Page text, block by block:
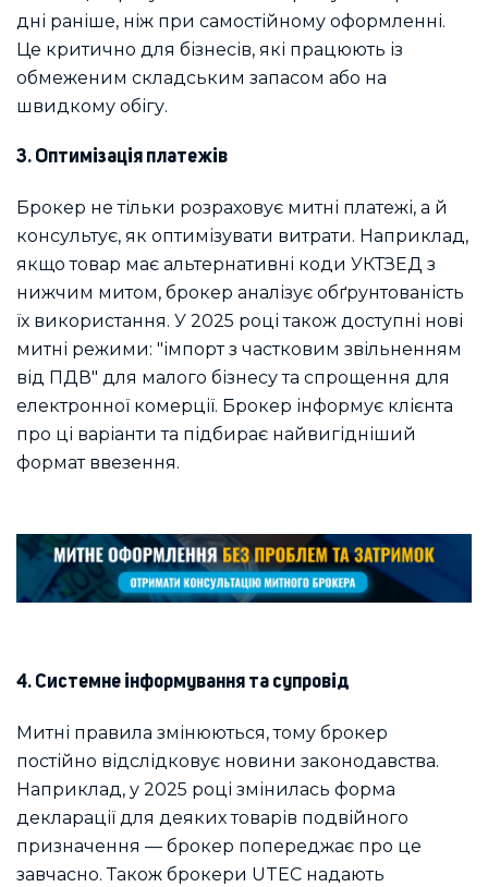
дні раніше, ніж при самостійному оформленні.
Це критично для бізнесів, які працюють із
обмеженим складським запасом або на
швидкому обігу.
3. Оптимізація платежів
Брокер не тільки розраховує митні платежі, а й
консультує, як оптимізувати витрати. Наприклад,
якщо товар має альтернативні коди УКТЗЕД з
нижчим митом, брокер аналізує обґрунтованість
їх використання. У 2025 році також доступні нові
митні режими: "імпорт з частковим звільненням
від ПДВ" для малого бізнесу та спрощення для
електронної комерції. Брокер інформує клієнта
про ці варіанти та підбирає найвигідніший
формат ввезення.
4. Системне інформування та супровід
Митні правила змінюються, тому брокер
постійно відслідковує новини законодавства.
Наприклад, у 2025 році змінилась форма
декларації для деяких товарів подвійного
призначення — брокер попереджає про це
завчасно. Також брокери UTEC надають